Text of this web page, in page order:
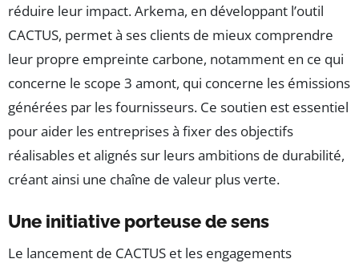
réduire leur impact. Arkema, en développant l’outil
CACTUS, permet à ses clients de mieux comprendre
leur propre empreinte carbone, notamment en ce qui
concerne le scope 3 amont, qui concerne les émissions
générées par les fournisseurs. Ce soutien est essentiel
pour aider les entreprises à fixer des objectifs
réalisables et alignés sur leurs ambitions de durabilité,
créant ainsi une chaîne de valeur plus verte.
Une initiative porteuse de sens
Le lancement de CACTUS et les engagements